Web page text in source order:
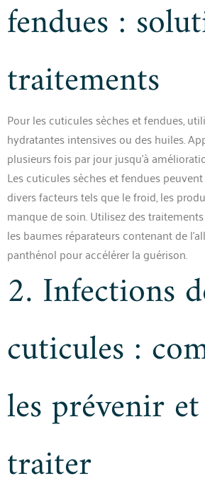
fendues :
traitements
Pour les cuticules sèches et fendues,
hydratantes intensives ou des huiles.
plusieurs fois par jour jusqu’à
Les cuticules sèches et fendues
divers facteurs tels que le froid, les
manque de soin. Utilisez des
les baumes réparateurs contenant de
panthénol pour accélérer la guérison.
2. Infections
cuticules :
les prévenir
traiter